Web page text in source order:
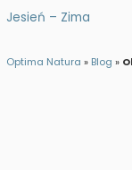
Optima Natura » Blog »
Jesień – Zima